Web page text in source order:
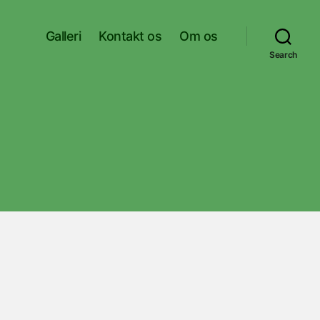
Galleri Kontakt os Om os
Search